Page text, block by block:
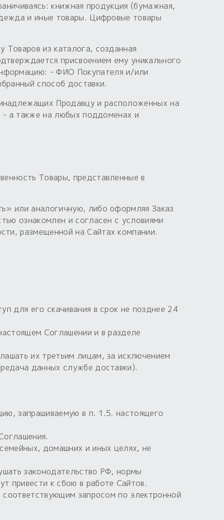
книжная продукция (бумажная,
и иные товары. Цифровые товары
из каталога, созданная
присвоением ему уникального
- ФИО Покупателя и/или
способ доставки.
Продавцу и расположенных на
- а также на любых поддоменах и
Товары, представленные в
или аналогичную, либо оформляя Заказ
ознакомлен и согласен с условиями
размещенной на Сайтах компании.
для его скачивания в срок не позднее 24
Соглашении и в разделе
их третьим лицам, за исключением
данных службе доставки).
запрашиваемую в п. 1.5. настоящего
домашних и иных целях, не
законодательство РФ, нормы
привести к сбою в работе Сайтов.
запросом по электронной